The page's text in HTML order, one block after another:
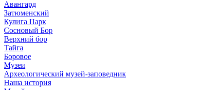
Авангард
Затюменский
Кулига Парк
Сосновый Бор
Верхний бор
Тайга
Боровое
Музеи
Археологический музей-заповедник
Наша история